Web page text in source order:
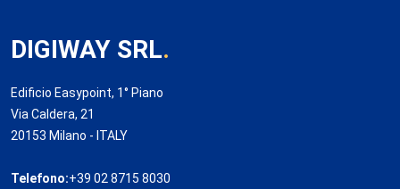
DIGIWAY SRL.
Edificio Easypoint, 1° Piano
Via Caldera, 21
20153 Milano - ITALY
Telefono:+39 02 8715 8030